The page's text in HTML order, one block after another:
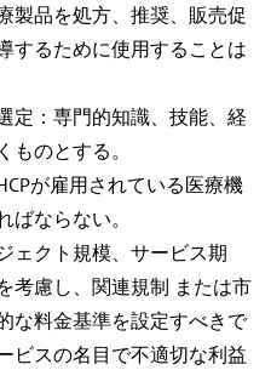
製品を処方、推奨、販売促
するために使用することは
定：専門的知識、技能、経
のとする。
が雇用されている医療機
ならない。
ェクト規模、サービス期
考慮し、関連規制 または市
な料金基準を設定すべきで
ビスの名目で不適切な利益